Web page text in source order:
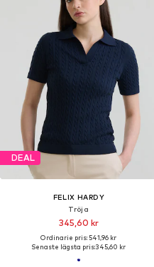
DEAL
FELIX HARDY
Tröja
345,60 kr
Ordinarie pris: 541,96 kr
Senaste lägsta pris:345,60 kr